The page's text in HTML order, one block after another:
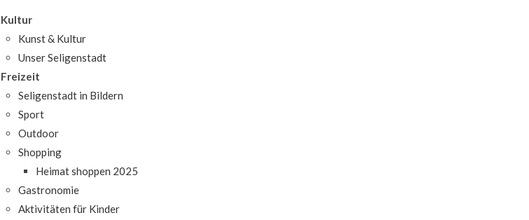
Kultur
Kunst & Kultur
Unser Seligenstadt
Freizeit
Seligenstadt in Bildern
Sport
Outdoor
Shopping
Heimat shoppen 2025
Gastronomie
Aktivitäten für Kinder